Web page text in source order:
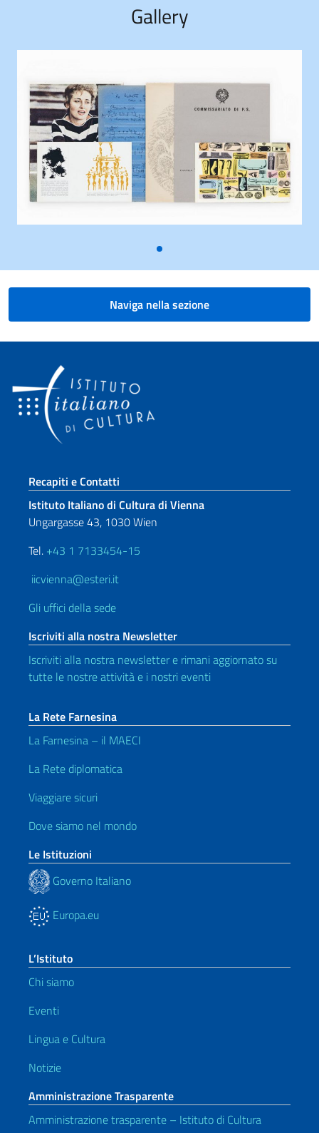
Gallery
Naviga nella sezione
Sezione footer
Recapiti e Contatti
Istituto Italiano di Cultura di Vienna
Ungargasse 43, 1030 Wien
Tel. +43 1 7133454-15
iicvienna@esteri.it
Gli uffici della sede
Iscriviti alla nostra Newsletter
Iscriviti alla nostra newsletter e rimani aggiornato su
tutte le nostre attività e i nostri eventi
La Rete Farnesina
La Farnesina – il MAECI
La Rete diplomatica
Viaggiare sicuri
Dove siamo nel mondo
Le Istituzioni
Governo Italiano
Europa.eu
L’Istituto
Chi siamo
Eventi
Lingua e Cultura
Notizie
Amministrazione Trasparente
Amministrazione trasparente – Istituto di Cultura